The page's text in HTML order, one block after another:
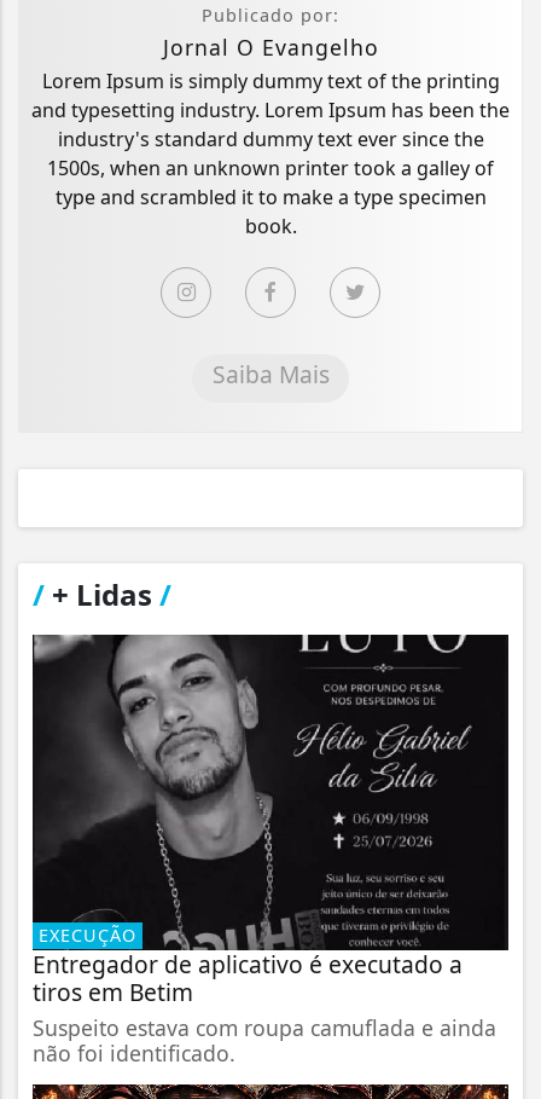
Publicado por:
Jornal O Evangelho
Lorem Ipsum is simply dummy text of the printing
and typesetting industry. Lorem Ipsum has been the
industry's standard dummy text ever since the
1500s, when an unknown printer took a galley of
type and scrambled it to make a type specimen
book.
Saiba Mais
/ + Lidas /
EXECUÇÃO
Entregador de aplicativo é executado a
tiros em Betim
Suspeito estava com roupa camuflada e ainda
não foi identificado.